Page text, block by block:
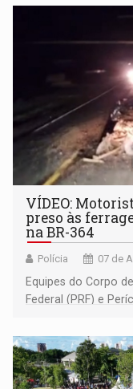
VÍDEO:
preso às
na BR-364
Polícia 07 de
Equipes do Corpo
Federal (PRF) e